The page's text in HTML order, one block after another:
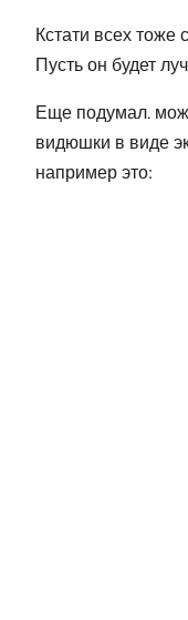
Кстати всех
Пусть он будет
Еще подумал.
видюшки в виде
например это: